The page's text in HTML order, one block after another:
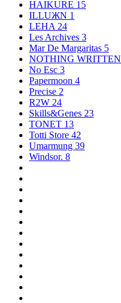
HAIKURE 15
ILLUЖN 1
LEHA 24
Les Archives 3
Mar De Margaritas 5
NOTHING WRITTEN
No Esc 3
Papermoon 4
Precise 2
R2W 24
Skills&Genes 23
TONET 13
Totti Store 42
Umarmung 39
Windsor. 8